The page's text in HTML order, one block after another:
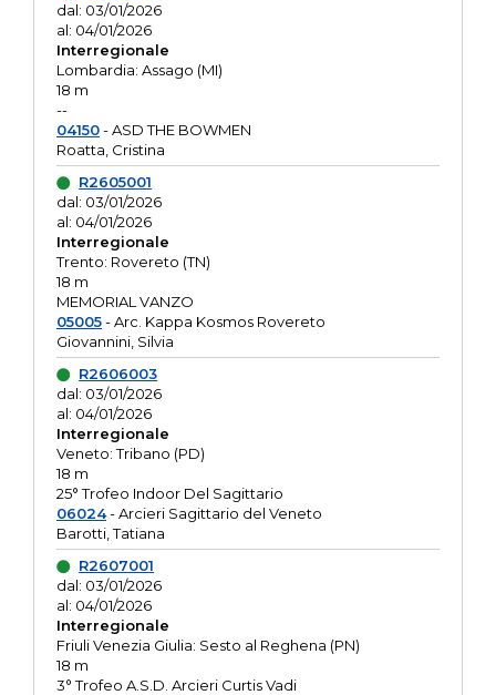
dal: 03/01/2026
al: 04/01/2026
Interregionale
Lombardia: Assago (MI)
18 m
--
04150- ASD THE BOWMEN
Roatta, Cristina
R2605001
dal: 03/01/2026
al: 04/01/2026
Interregionale
Trento: Rovereto (TN)
18 m
MEMORIAL VANZO
05005- Arc. Kappa Kosmos Rovereto
Giovannini, Silvia
R2606003
dal: 03/01/2026
al: 04/01/2026
Interregionale
Veneto: Tribano (PD)
18 m
25° Trofeo Indoor Del Sagittario
06024- Arcieri Sagittario del Veneto
Barotti, Tatiana
R2607001
dal: 03/01/2026
al: 04/01/2026
Interregionale
Friuli Venezia Giulia: Sesto al Reghena (PN)
18 m
3° Trofeo A.S.D. Arcieri Curtis Vadi